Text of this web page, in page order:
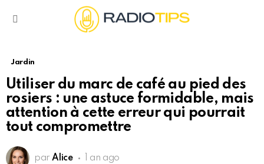
Jardin
Utiliser du marc de café au pied des
rosiers : une astuce formidable, mais
attention à cette erreur qui pourrait
tout compromettre
par Alice 1 an ago